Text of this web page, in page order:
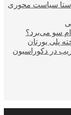
راستا سیاست محوری
سو می‌برد؟
پلی یورتان
در دکوراسیون